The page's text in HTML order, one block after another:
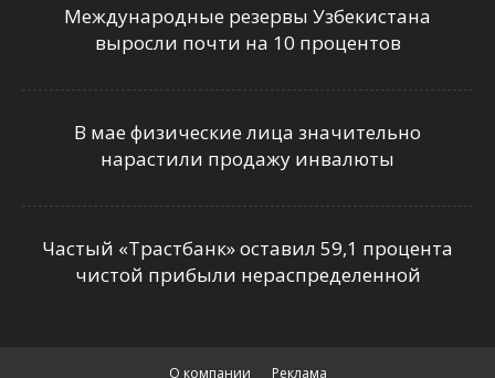
Международные резервы Узбекистана
выросли почти на 10 процентов
В мае физические лица значительно
нарастили продажу инвалюты
Частый «Трастбанк» оставил 59,1 процента
чистой прибыли нераспределенной
О компании Реклама